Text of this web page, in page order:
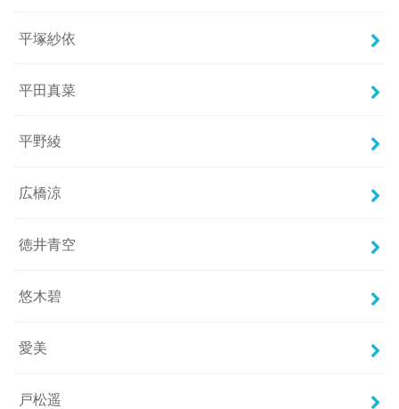
平塚紗依
平田真菜
平野綾
広橋涼
徳井青空
悠木碧
愛美
戸松遥